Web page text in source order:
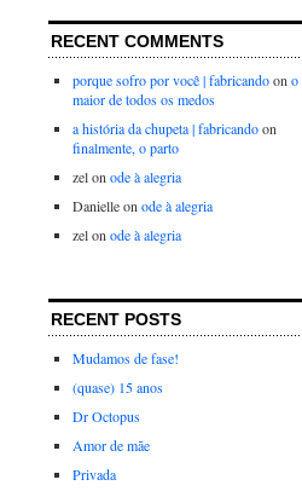
RECENT COMMENTS
porque sofro por você | fabricandoon o
maior de todos os medos
a história da chupeta | fabricandoon
finalmente, o parto
zelon ode à alegria
Danielleon ode à alegria
zelon ode à alegria
RECENT POSTS
Mudamos de fase!
(quase) 15 anos
Dr Octopus
Amor de mãe
Privada